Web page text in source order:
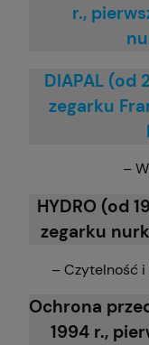
r.,
DIAPAL (od
zegarku
–
HYDRO (od
zegarku
– Czytelność
Ochrona
1994 r.,